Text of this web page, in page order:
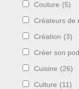
Couture (5)
Créateurs de
Création (3)
Créer son
Cuisine (26)
Culture (11)